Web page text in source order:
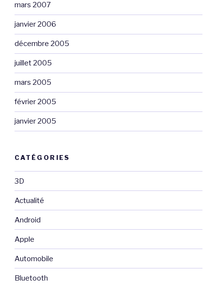
mars 2007
janvier 2006
décembre 2005
juillet 2005
mars 2005
février 2005
janvier 2005
CATÉGORIES
3D
Actualité
Android
Apple
Automobile
Bluetooth